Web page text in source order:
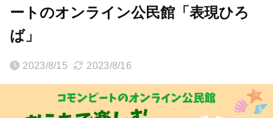
ートのオンライン公民館「表現ひろ
ば」
2023/8/15 2023/8/16